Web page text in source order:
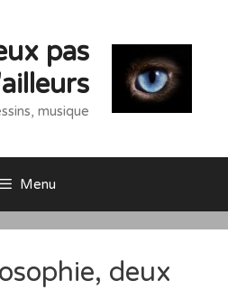
pas
musique
Menu
deux